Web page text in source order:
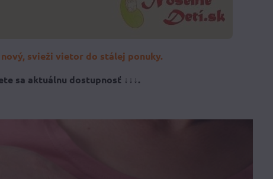
nový, svieži vietor do stálej ponuky.
sa aktuálnu dostupnosť ↓↓↓.